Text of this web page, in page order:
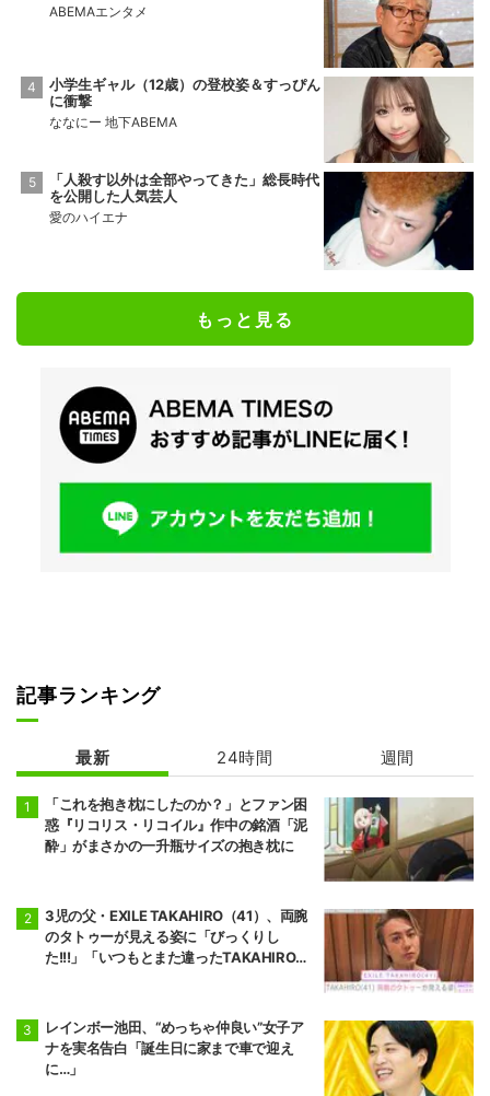
ABEMAエンタメ
小学生ギャル（12歳）の登校姿＆すっぴん
に衝撃
ななにー 地下ABEMA
「人殺す以外は全部やってきた」総長時代
を公開した人気芸人
愛のハイエナ
もっと見る
記事ランキング
最新 24時間 週間
「これを抱き枕にしたのか？」とファン困
惑『リコリス・リコイル』作中の銘酒「泥
酔」がまさかの一升瓶サイズの抱き枕に
3児の父・EXILE TAKAHIRO（41）、両腕
のタトゥーが見える姿に「びっくりし
た!!!」「いつもとまた違ったTAKAHIROさ
レインボー池田、“めっちゃ仲良い”女子ア
ナを実名告白「誕生日に家まで車で迎え
に…」